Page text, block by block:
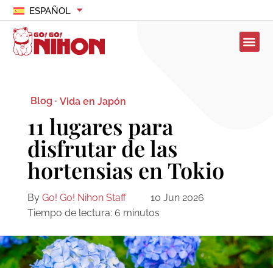
ESPAÑOL
Blog · Vida en Japón
11 lugares para
disfrutar de las
hortensias en Tokio
By Go! Go! Nihon Staff
10 Jun 2026
Tiempo de lectura: 6 minutos